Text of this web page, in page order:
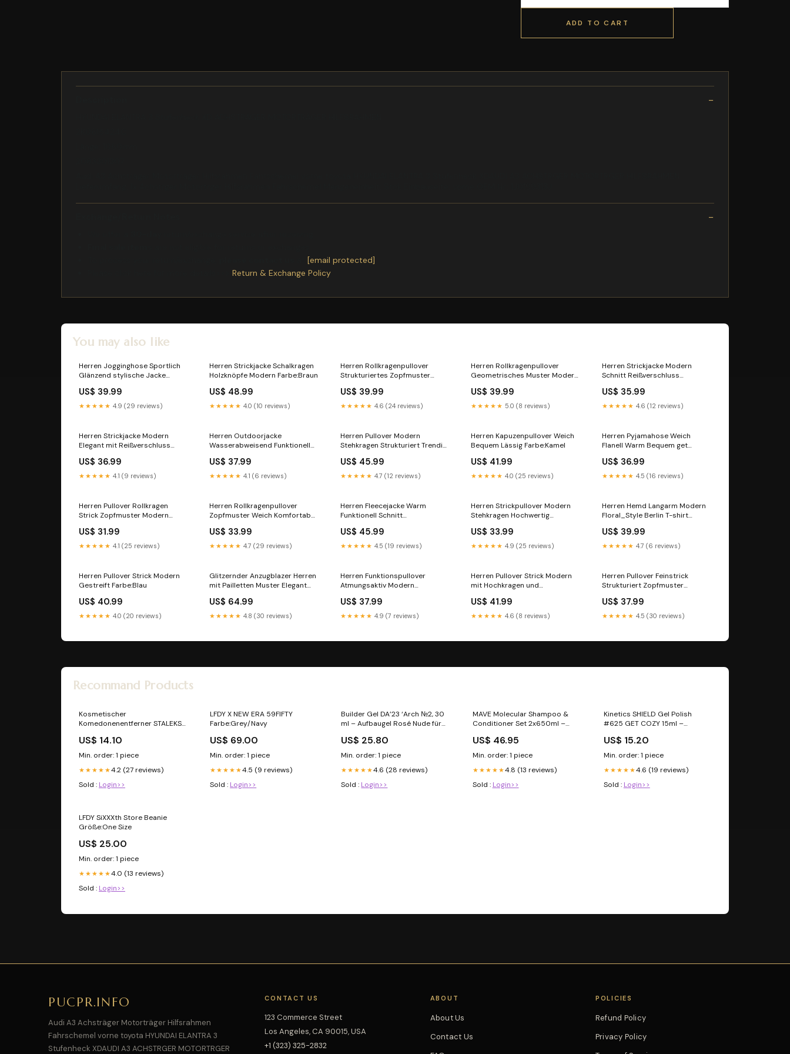
ADD TO CART
[email protected]
Return & Exchange Policy
You may also like
Herren Jogginghose Sportlich
Glänzend stylische Jacke
US$ 39.99
★★★★★ 4.9 (29 reviews)
Herren Strickjacke Schalkragen
Holzknöpfe Modern Farbe:Braun
US$ 48.99
★★★★★ 4.0 (10 reviews)
Herren Rollkragenpullover
Strukturiertes Zopfmuster
US$ 39.99
★★★★★ 4.6 (24 reviews)
Herren Rollkragenpullover
Geometrisches Muster Modern
US$ 39.99
★★★★★ 5.0 (8 reviews)
Herren Strickjacke Modern
Schnitt Reißverschluss
US$ 35.99
★★★★★ 4.6 (12 reviews)
Herren Strickjacke Modern
Elegant mit Reißverschluss
US$ 36.99
★★★★★ 4.1 (9 reviews)
Herren Outdoorjacke
Wasserabweisend Funktionell
US$ 37.99
★★★★★ 4.1 (6 reviews)
Herren Pullover Modern
Stehkragen Strukturiert Trendig
US$ 45.99
★★★★★ 4.7 (12 reviews)
Herren Kapuzenpullover Weich
Bequem Lässig Farbe:Kamel
US$ 41.99
★★★★★ 4.0 (25 reviews)
Herren Pyjamahose Weich
Flanell Warm Bequem get
US$ 36.99
★★★★★ 4.5 (16 reviews)
Herren Pullover Rollkragen
Strick Zopfmuster Modern
US$ 31.99
★★★★★ 4.1 (25 reviews)
Herren Rollkragenpullover
Zopfmuster Weich Komfortabel
US$ 33.99
★★★★★ 4.7 (29 reviews)
Herren Fleecejacke Warm
Funktionell Schnitt
US$ 45.99
★★★★★ 4.5 (19 reviews)
Herren Strickpullover Modern
Stehkragen Hochwertig
US$ 33.99
★★★★★ 4.9 (25 reviews)
Herren Hemd Langarm Modern
Floral_Style Berlin T-shirt
US$ 39.99
★★★★★ 4.7 (6 reviews)
Herren Pullover Strick Modern
Gestreift Farbe:Blau
US$ 40.99
★★★★★ 4.0 (20 reviews)
Glitzernder Anzugblazer Herren
mit Pailletten Muster Elegant
US$ 64.99
★★★★★ 4.8 (30 reviews)
Herren Funktionspullover
Atmungsaktiv Modern
US$ 37.99
★★★★★ 4.9 (7 reviews)
Herren Pullover Strick Modern
mit Hochkragen und
US$ 41.99
★★★★★ 4.6 (8 reviews)
Herren Pullover Feinstrick
Strukturiert Zopfmuster
US$ 37.99
★★★★★ 4.5 (30 reviews)
Recommand Products
Kosmetischer
Komedonenentferner STALEKS
doppelseitiger
Porenausdrücker mit spitzem
Haken und Ausdrückschlaufe
Look 11
US$ 14.10
Min. order: 1 piece
★★★★★4.2 (27 reviews)
Sold : Login>>
LFDY X NEW ERA 59FIFTY
Farbe:Grey/Navy
US$ 69.00
Min. order: 1 piece
★★★★★4.5 (9 reviews)
Sold : Login>>
Builder Gel DA’23 ‘Arch №2, 30
ml – Aufbaugel Rosé Nude für
elegante Nagelarchitektur no-
discount
US$ 25.80
Min. order: 1 piece
★★★★★4.6 (28 reviews)
Sold : Login>>
MAVE Molecular Shampoo &
Conditioner Set 2x650ml –
kräftiges, gesundes &
glänzendes Haar Look 4
US$ 46.95
Min. order: 1 piece
★★★★★4.8 (13 reviews)
Sold : Login>>
Kinetics SHIELD Gel Polish
#625 GET COZY 15ml –
HEMA-frei Look 7
US$ 15.20
Min. order: 1 piece
★★★★★4.6 (19 reviews)
Sold : Login>>
LFDY SiXXXth Store Beanie
Größe:One Size
US$ 25.00
Min. order: 1 piece
★★★★★4.0 (13 reviews)
Sold : Login>>
PUCPR.INFO
Audi A3 Achsträger Motorträger Hilfsrahmen
Fahrschemel vorne toyota HYUNDAI ELANTRA 3
Stufenheck XDAUDI A3 ACHSTRGER MOTORTRGER
CONTACT US
123 Commerce Street
Los Angeles, CA 90015, USA
+1 (323) 325-2832
ABOUT
About Us
Contact Us
POLICIES
Refund Policy
Privacy Policy